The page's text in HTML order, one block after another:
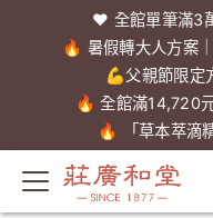
❤️ 全館單筆滿3
🔥 暑假轉大人方案
💪父親節限定
🔥 全館滿14,720
🔥 「草本萃滴